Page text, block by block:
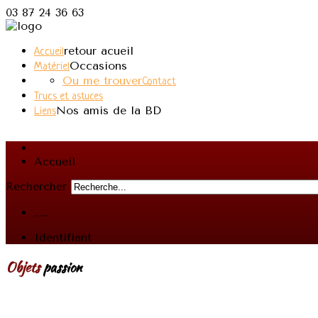
03 87 24 36 63
Accueilretour acueil
MatérielOccasions
Contact
Ou me trouver
Trucs et astuces
LiensNos amis de la BD
Accueil
Rechercher
.....
Identifiant
Objetspassion